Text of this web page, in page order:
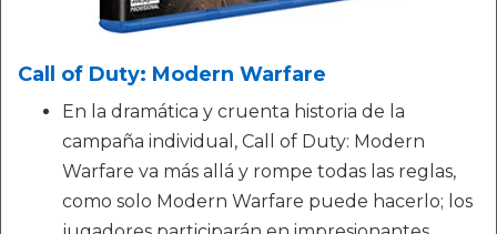
Call of Duty: Modern Warfare
En la dramática y cruenta historia de la
campaña individual, Call of Duty: Modern
Warfare va más allá y rompe todas las reglas,
como solo Modern Warfare puede hacerlo; los